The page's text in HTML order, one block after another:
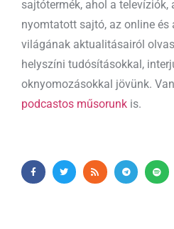
sajtótermék, ahol a televíziók,
nyomtatott sajtó, az online és
világának aktualitásairól
helyszíni tudósításokkal,
oknyomozásokkal jövünk. Van
podcastos műsorunk is.